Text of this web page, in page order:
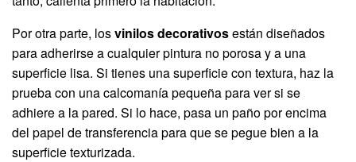
Por otra parte, losvinilos decorativosestán diseñados
para adherirse a cualquier pintura no porosa y a una
superficie lisa. Si tienes una superficie con textura, haz la
prueba con una calcomanía pequeña para ver si se
adhiere a la pared. Si lo hace, pasa un paño por encima
del papel de transferencia para que se pegue bien a la
superficie texturizada.